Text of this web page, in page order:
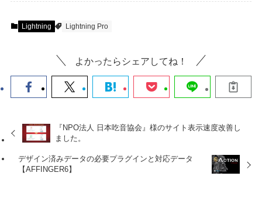
Lightning Lightning Pro
よかったらシェアしてね！
『NPO法人 日本吃音協会』様のサイト表示速度改善し
ました。
デザイン済みデータの必要プラグインと対応データ
【AFFINGER6】